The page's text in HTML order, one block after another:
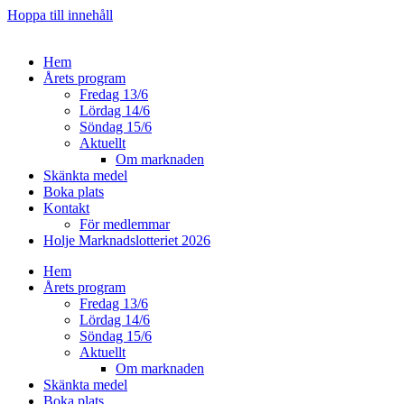
Hoppa till innehåll
Hem
Årets program
Fredag 13/6
Lördag 14/6
Söndag 15/6
Aktuellt
Om marknaden
Skänkta medel
Boka plats
Kontakt
För medlemmar
Holje Marknadslotteriet 2026
Hem
Årets program
Fredag 13/6
Lördag 14/6
Söndag 15/6
Aktuellt
Om marknaden
Skänkta medel
Boka plats